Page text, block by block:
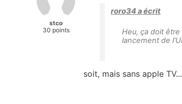
stco
30 points
roro34 a écrit
Heu, ça doit être
lancement de
soit, mais sans apple TV...